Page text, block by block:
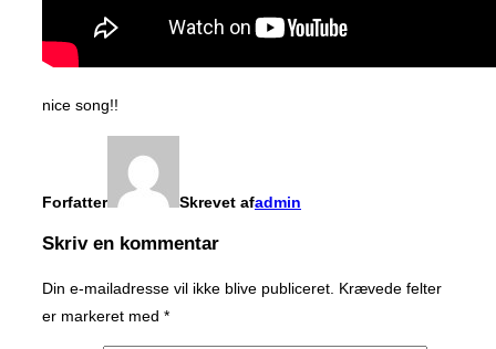
nice song!!
Forfatter Skrevet afadmin
Skriv en kommentar
Din e-mailadresse vil ikke blive publiceret. Krævede felter
er markeret med *